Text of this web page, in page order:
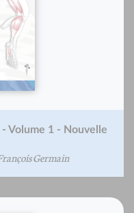
Volume 1 - Nouvelle
Germain